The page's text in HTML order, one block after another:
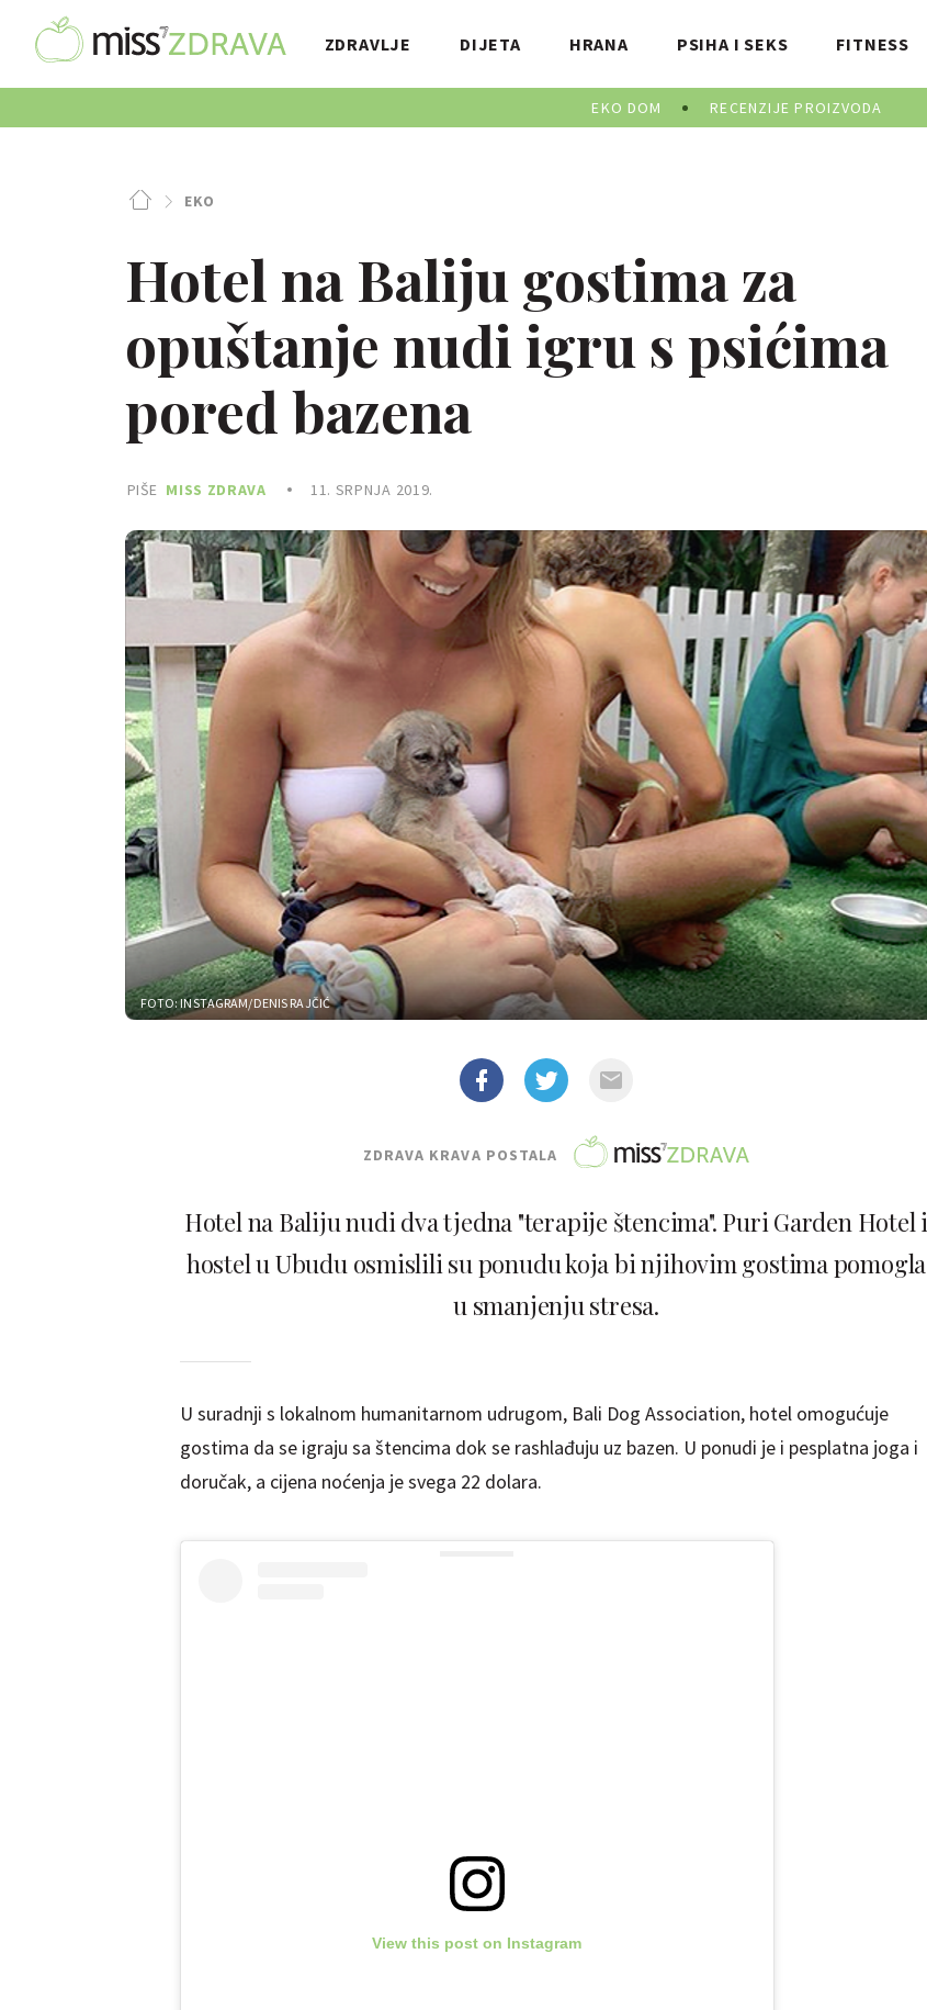
ZDRAVLJE DIJETA HRANA PSIHA I SEKS FITNESS
EKO DOM RECENZIJE PROIZVODA
EKO
Hotel na Baliju gostima za
opuštanje nudi igru s psićima
pored bazena
PIŠE MISS ZDRAVA 11. SRPNJA 2019.
FOTO: INSTAGRAM/DENIS RAJČIĆ
ZDRAVA KRAVA POSTALA
Hotel na Baliju nudi dva tjedna "terapije štencima". Puri Garden Hotel i
hostel u Ubudu osmislili su ponudu koja bi njihovim gostima pomogla
u smanjenju stresa.
U suradnji s lokalnom humanitarnom udrugom, Bali Dog Association, hotel omogućuje
gostima da se igraju sa štencima dok se rashlađuju uz bazen. U ponudi je i pesplatna joga i
doručak, a cijena noćenja je svega 22 dolara.
View this post on Instagram